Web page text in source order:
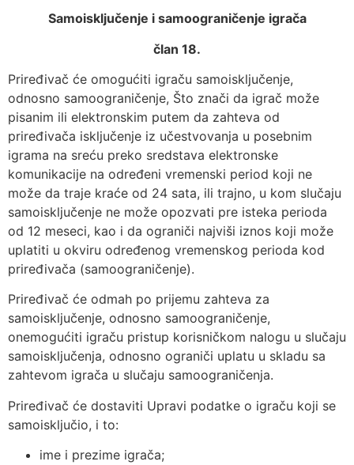
Samoisključenje i samoograničenje igrača
član 18.
Priređivač će omogućiti igraču samoisključenje,
odnosno samoograničenje, Što znači da igrač može
pisanim ili elektronskim putem da zahteva od
priređivača isključenje iz učestvovanja u posebnim
igrama na sreću preko sredstava elektronske
komunikacije na određeni vremenski period koji ne
može da traje kraće od 24 sata, ili trajno, u kom slučaju
samoisključenje ne može opozvati pre isteka perioda
od 12 meseci, kao i da ograniči najviši iznos koji može
uplatiti u okviru određenog vremenskog perioda kod
priređivača (samoograničenje).
Priređivač će odmah po prijemu zahteva za
samoisključenje, odnosno samoograničenje,
onemogućiti igraču pristup korisničkom nalogu u slučaju
samoisključenja, odnosno ograniči uplatu u skladu sa
zahtevom igrača u slučaju samoograničenja.
Priređivač će dostaviti Upravi podatke o igraču koji se
samoisključio, i to:
ime i prezime igrača;